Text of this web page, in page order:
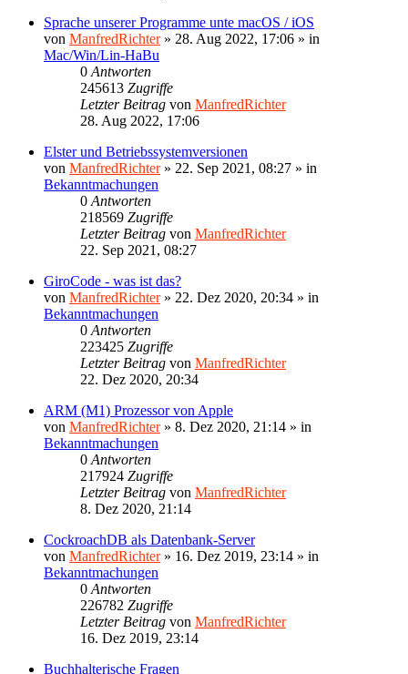
Sprache unserer Programme unte macOS / iOS
von ManfredRichter» 28. Aug 2022, 17:06 » in
Mac/Win/Lin-HaBu
0 Antworten
245613 Zugriffe
Letzter Beitrag von ManfredRichter
28. Aug 2022, 17:06
Elster und Betriebssystemversionen
von ManfredRichter» 22. Sep 2021, 08:27 » in
Bekanntmachungen
0 Antworten
218569 Zugriffe
Letzter Beitrag von ManfredRichter
22. Sep 2021, 08:27
GiroCode - was ist das?
von ManfredRichter» 22. Dez 2020, 20:34 » in
Bekanntmachungen
0 Antworten
223425 Zugriffe
Letzter Beitrag von ManfredRichter
22. Dez 2020, 20:34
ARM (M1) Prozessor von Apple
von ManfredRichter» 8. Dez 2020, 21:14 » in
Bekanntmachungen
0 Antworten
217924 Zugriffe
Letzter Beitrag von ManfredRichter
8. Dez 2020, 21:14
CockroachDB als Datenbank-Server
von ManfredRichter» 16. Dez 2019, 23:14 » in
Bekanntmachungen
0 Antworten
226782 Zugriffe
Letzter Beitrag von ManfredRichter
16. Dez 2019, 23:14
Buchhalterische Fragen